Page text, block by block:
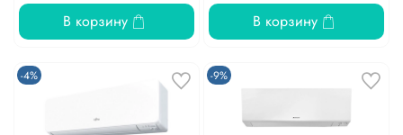
В корзину В корзину
-4% -9%